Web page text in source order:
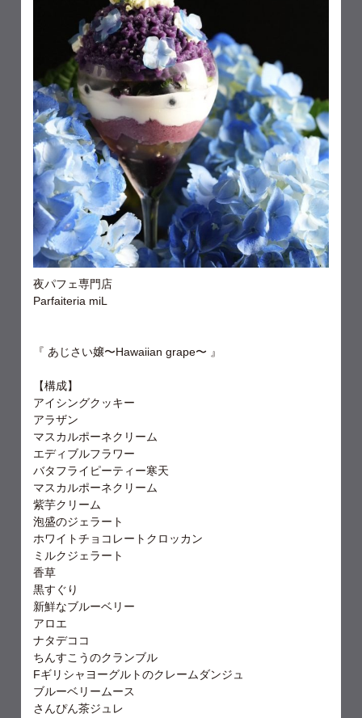
夜パフェ専門店
Parfaiteria miL
『 あじさい嬢〜Hawaiian grape〜 』
【構成】
アイシングクッキー
アラザン
マスカルポーネクリーム
エディブルフラワー
バタフライピーティー寒天
マスカルポーネクリーム
紫芋クリーム
泡盛のジェラート
ホワイトチョコレートクロッカン
ミルクジェラート
香草
黒すぐり
新鮮なブルーベリー
アロエ
ナタデココ
ちんすこうのクランブル
Fギリシャヨーグルトのクレームダンジュ
ブルーベリームース
さんぴん茶ジュレ